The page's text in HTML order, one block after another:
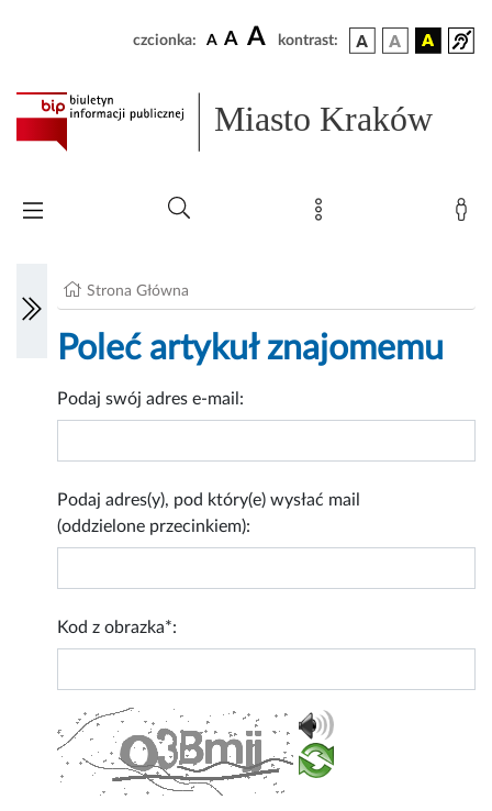
czcionka: A A A kontrast:
Miasto Kraków
Strona Główna
Poleć artykuł znajomemu
Podaj swój adres e-mail:
Podaj adres(y), pod który(e) wysłać mail
(oddzielone przecinkiem):
Kod z obrazka*: